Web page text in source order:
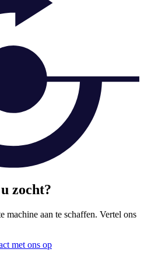
zocht?
machine aan te schaffen. Vertel ons
met ons op